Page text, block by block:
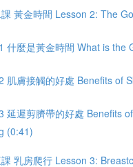
黃金時間 Lesson 2: The
什麼是黃金時間 What is the
肌膚接觸的好處 Benefits of
延遲剪臍帶的好處 Benefits
(0:41)
乳房爬行 Lesson 3: